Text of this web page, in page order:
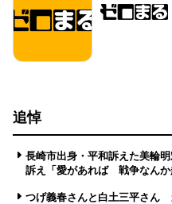
追悼
長崎市出身・平和訴えた美輪
訴え「愛があれば 戦争なんか
つげ義春さんと白土三平さん